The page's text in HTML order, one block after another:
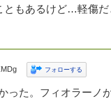
ともあるけど…軽傷
フォローする
った。フィオラーノ